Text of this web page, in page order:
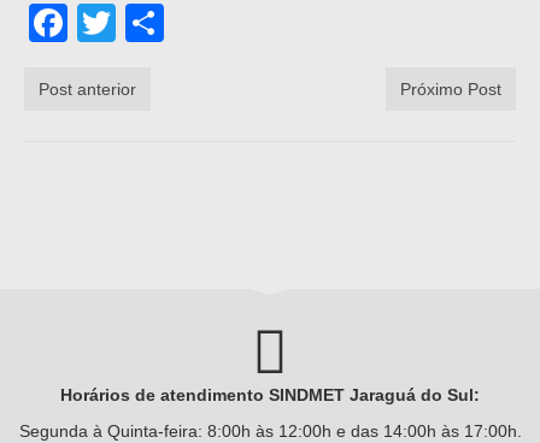
Facebook
Twitter
Post anterior Próximo Post
Horários de atendimento SINDMET Jaraguá do Sul:
Segunda à Quinta-feira: 8:00h às 12:00h e das 14:00h às 17:00h.